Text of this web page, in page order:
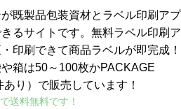
既製品包装資材とラベル印刷アプ
るサイトです。無料ラベル印刷ア
印刷できて商品ラベルが即完成！
箱は50～100枚かPACKAGE
り） で販売しています！
送料無料です！